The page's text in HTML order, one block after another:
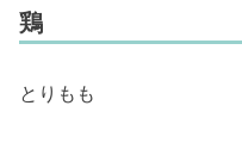
鶏
とりもも